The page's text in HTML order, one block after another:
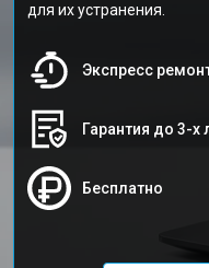
для их устранения.
Экспресс
Гарантия до 3-х
Бесплатно